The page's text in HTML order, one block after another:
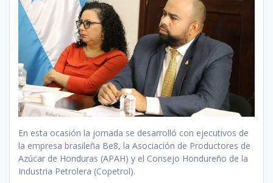
En esta ocasión la jornada se desarrolló con ejecutivos de
la empresa brasileña Be8, la Asociación de Productores de
Azúcar de Honduras (APAH) y el Consejo Hondureño de la
Industria Petrolera (Copetrol).